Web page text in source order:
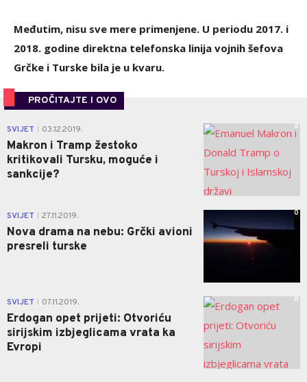
Međutim, nisu sve mere primenjene. U periodu 2017. i
2018. godine direktna telefonska linija vojnih šefova
Grčke i Turske bila je u kvaru.
PROČITAJTE I OVO
SVIJET 03.12.2019.
Makron i Tramp žestoko
kritikovali Tursku, moguće i
sankcije?
0
SVIJET 27.11.2019.
Nova drama na nebu: Grčki avioni
presreli turske
0
SVIJET 07.11.2019.
Erdogan opet prijeti: Otvoriću
sirijskim izbjeglicama vrata ka
Evropi
0